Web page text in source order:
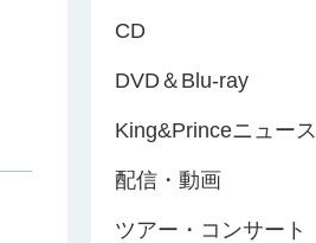
CD
DVD＆Blu-ray
King&Princeニュース
配信・動画
ツアー・コンサート